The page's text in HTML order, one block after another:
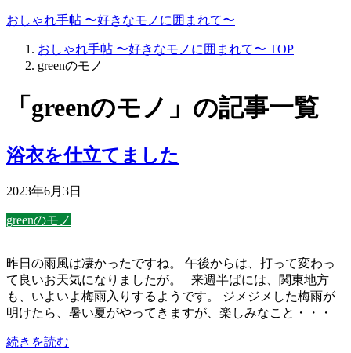
おしゃれ手帖 〜好きなモノに囲まれて〜
おしゃれ手帖 〜好きなモノに囲まれて〜 TOP
greenのモノ
「greenのモノ」の記事一覧
浴衣を仕立てました
2023年6月3日
greenのモノ
昨日の雨風は凄かったですね。 午後からは、打って変わっ
て良いお天気になりましたが。 来週半ばには、関東地方
も、いよいよ梅雨入りするようです。 ジメジメした梅雨が
明けたら、暑い夏がやってきますが、楽しみなこと・・・
続きを読む